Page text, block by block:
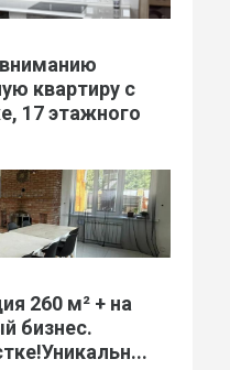
квартиру с
17 этажного
260 м² + на
бизнес.